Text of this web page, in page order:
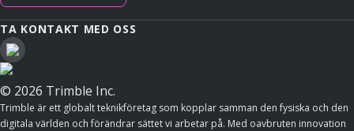
TA KONTAKT MED OSS
© 2026 Trimble Inc.
Trimble är ett globalt teknikföretag som kopplar samman den fysiska och den
digitala världen och förändrar sättet vi arbetar på. Med oavbruten innovation